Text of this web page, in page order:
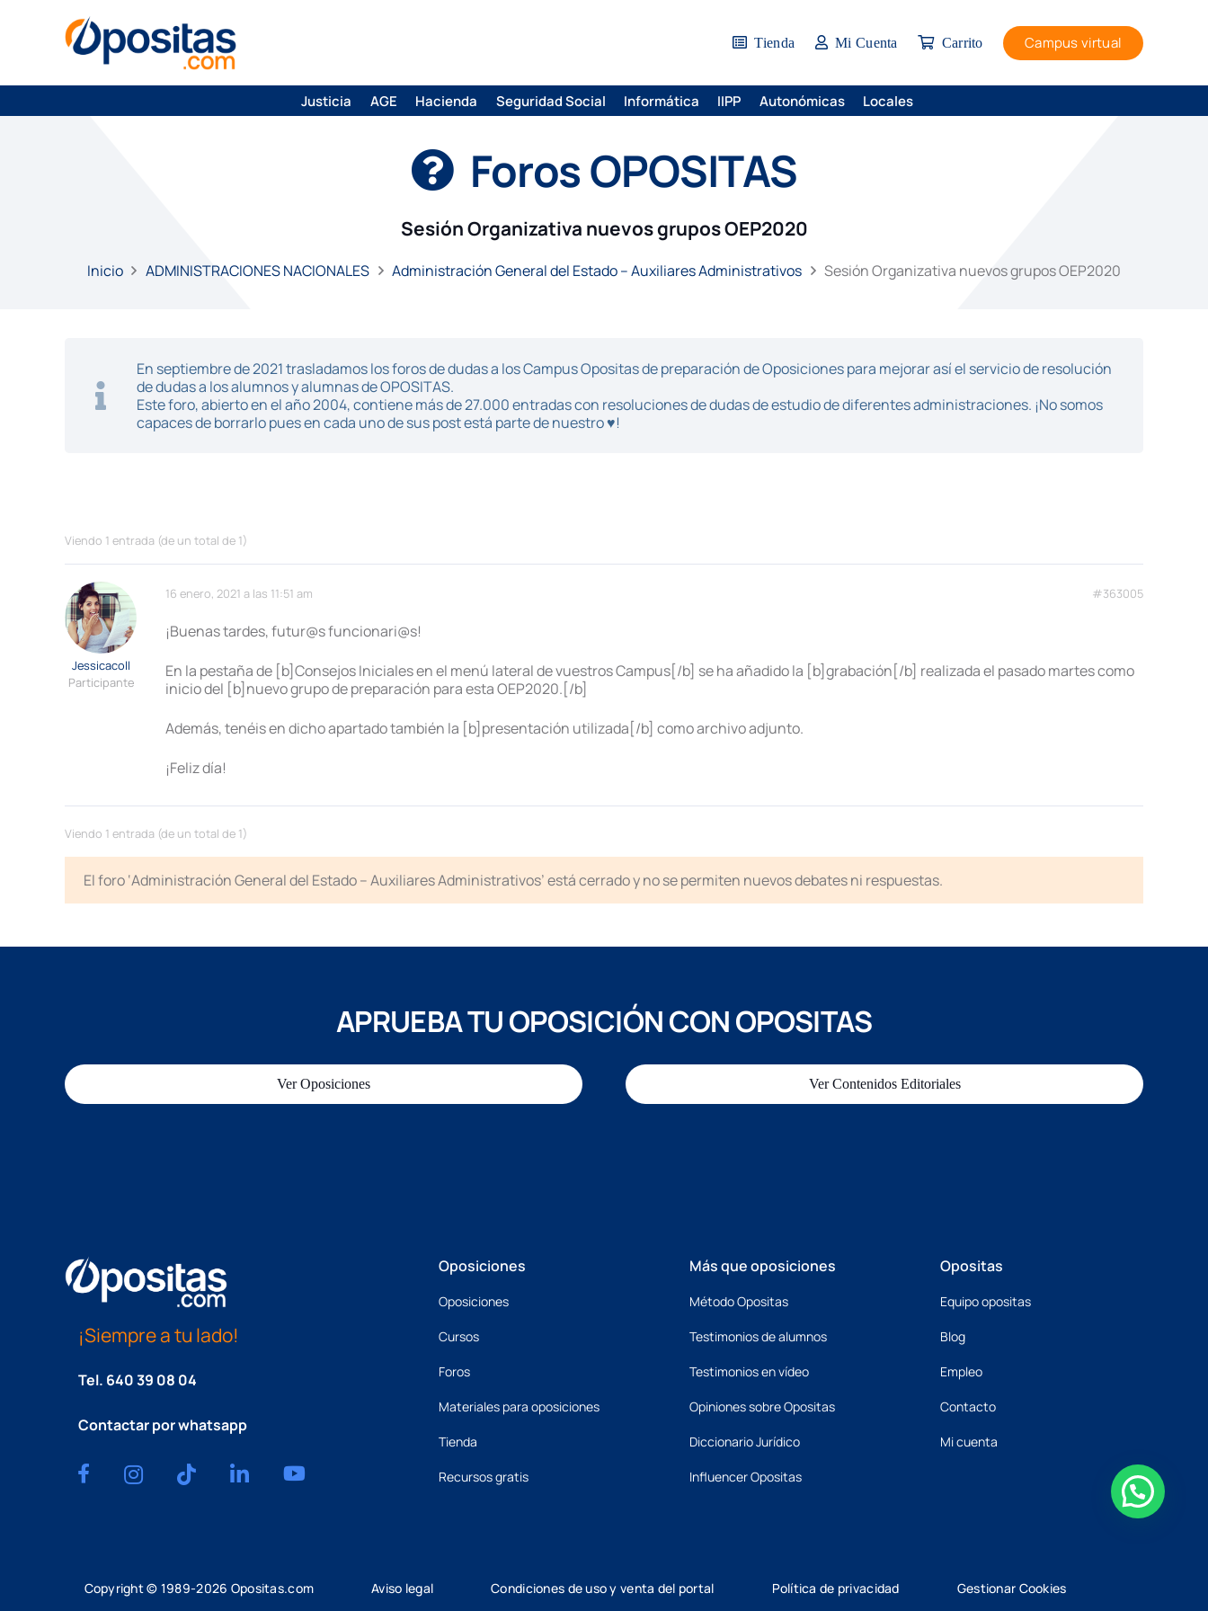
Tienda Mi Cuenta Carrito Campus virtual
Justicia AGE Hacienda Seguridad Social Informática IIPP Autonómicas Locales
Foros OPOSITAS
Sesión Organizativa nuevos grupos OEP2020
Inicio ADMINISTRACIONES NACIONALES Administración General del Estado – Auxiliares Administrativos Sesión Organizativa nuevos grupos OEP2020
En septiembre de 2021 trasladamos los foros de dudas a los Campus Opositas de preparación de Oposiciones para mejorar así el servicio de resolución
de dudas a los alumnos y alumnas de OPOSITAS.
Este foro, abierto en el año 2004, contiene más de 27.000 entradas con resoluciones de dudas de estudio de diferentes administraciones. ¡No somos
capaces de borrarlo pues en cada uno de sus post está parte de nuestro ♥!
Viendo 1 entrada (de un total de 1)
16 enero, 2021 a las 11:51 am #363005
Jessicacoll
Participante
¡Buenas tardes, futur@s funcionari@s!
En la pestaña de [b]Consejos Iniciales en el menú lateral de vuestros Campus[/b] se ha añadido la [b]grabación[/b] realizada el pasado martes como
inicio del [b]nuevo grupo de preparación para esta OEP2020.[/b]
Además, tenéis en dicho apartado también la [b]presentación utilizada[/b] como archivo adjunto.
¡Feliz día!
Viendo 1 entrada (de un total de 1)
El foro ‘Administración General del Estado – Auxiliares Administrativos’ está cerrado y no se permiten nuevos debates ni respuestas.
APRUEBA TU OPOSICIÓN CON OPOSITAS
Ver Oposiciones Ver Contenidos Editoriales
¡Siempre a tu lado!
Tel. 640 39 08 04
Contactar por whatsapp
Oposiciones
Oposiciones
Cursos
Foros
Materiales para oposiciones
Tienda
Recursos gratis
Más que oposiciones
Método Opositas
Testimonios de alumnos
Testimonios en vídeo
Opiniones sobre Opositas
Diccionario Jurídico
Influencer Opositas
Opositas
Equipo opositas
Blog
Empleo
Contacto
Mi cuenta
Copyright © 1989-2026 Opositas.com Aviso legal Condiciones de uso y venta del portal Política de privacidad Gestionar Cookies